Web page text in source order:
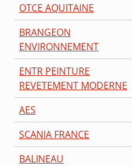
OTCE AQUITAINE
BRANGEON
ENVIRONNEMENT
ENTR PEINTURE
REVETEMENT MODERNE
AES
SCANIA FRANCE
BALINEAU